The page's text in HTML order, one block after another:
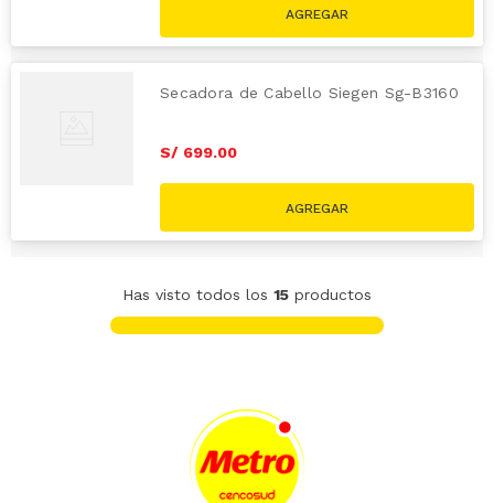
Secadora de Cabello Siegen Sg-B3160
S/ 699.00
Has visto todos los 15 productos